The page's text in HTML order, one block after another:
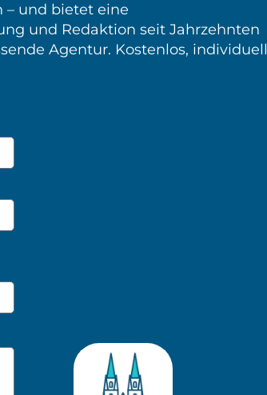
– und bietet eine
und Redaktion seit Jahrzehnten
Agentur. Kostenlos, individuell